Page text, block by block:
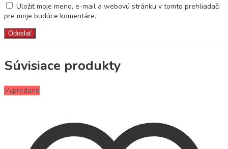
Uložiť moje meno, e-mail a webovú stránku v tomto prehliadači
pre moje budúce komentáre.
Súvisiace produkty
Vypredané